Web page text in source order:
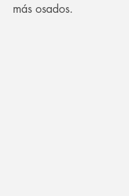
más osados.